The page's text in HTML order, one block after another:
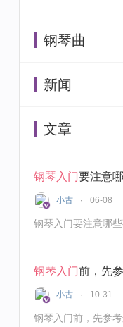
钢琴曲
新闻
文章
钢琴入门要注意
小古 06-08
钢琴入门要注意哪
钢琴入门前，先
小古 10-31
钢琴入门前，先参